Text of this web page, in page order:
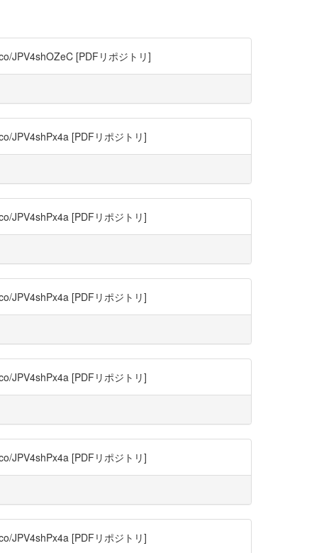
JPV4shOZeC [PDFリポジトリ]
JPV4shPx4a [PDFリポジトリ]
JPV4shPx4a [PDFリポジトリ]
JPV4shPx4a [PDFリポジトリ]
JPV4shPx4a [PDFリポジトリ]
JPV4shPx4a [PDFリポジトリ]
JPV4shPx4a [PDFリポジトリ]